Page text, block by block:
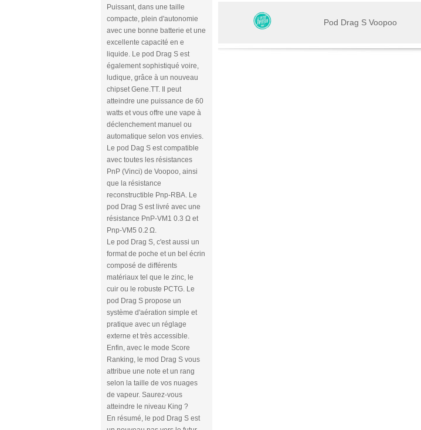
Pod Drag S Voopoo
Puissant, dans une taille
compacte, plein d'autonomie
avec une bonne batterie et une
excellente capacité en e
liquide. Le pod Drag S est
également sophistiqué voire,
ludique, grâce à un nouveau
chipset Gene.TT. Il peut
atteindre une puissance de 60
watts et vous offre une vape à
déclenchement manuel ou
automatique selon vos envies.
Le pod Dag S est compatible
avec toutes les résistances
PnP (Vinci) de Voopoo, ainsi
que la résistance
reconstructible Pnp-RBA. Le
pod Drag S est livré avec une
résistance PnP-VM1 0.3 Ω et
Pnp-VM5 0.2 Ω.
Le pod Drag S, c'est aussi un
format de poche et un bel écrin
composé de différents
matériaux tel que le zinc, le
cuir ou le robuste PCTG. Le
pod Drag S propose un
système d'aération simple et
pratique avec un réglage
externe et très accessible.
Enfin, avec le mode Score
Ranking, le mod Drag S vous
attribue une note et un rang
selon la taille de vos nuages
de vapeur. Saurez-vous
atteindre le niveau King ?
En résumé, le pod Drag S est